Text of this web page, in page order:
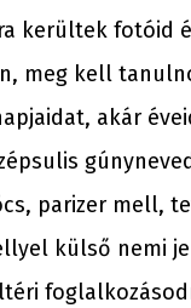
kerültek fotóid
meg kell
akár
parizer mell,
külső nemi